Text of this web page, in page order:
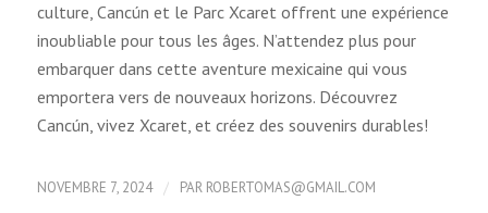
culture, Cancún et le Parc Xcaret offrent une expérience
inoubliable pour tous les âges. N’attendez plus pour
embarquer dans cette aventure mexicaine qui vous
emportera vers de nouveaux horizons. Découvrez
Cancún, vivez Xcaret, et créez des souvenirs durables!
NOVEMBRE 7, 2024 / PAR ROBERTOMAS@GMAIL.COM